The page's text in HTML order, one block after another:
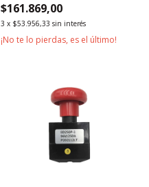
$161.869,00
3 x $53.956,33 sin interés
¡No te lo pierdas, es el último!